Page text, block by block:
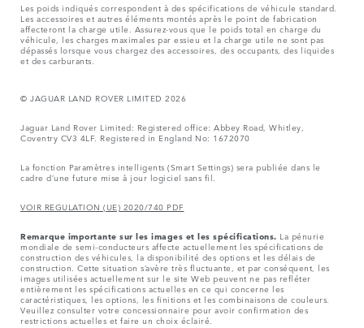
Les poids indiqués correspondent à des spécifications de véhicule standard.
Les accessoires et autres éléments montés après le point de fabrication
affecteront la charge utile. Assurez-vous que le poids total en charge du
véhicule, les charges maximales par essieu et la charge utile ne sont pas
dépassés lorsque vous chargez des accessoires, des occupants, des liquides
et des carburants.
© JAGUAR LAND ROVER LIMITED 2026
Jaguar Land Rover Limited: Registered office: Abbey Road, Whitley,
Coventry CV3 4LF. Registered in England No: 1672070
La fonction Paramètres intelligents (Smart Settings) sera publiée dans le
cadre d’une future mise à jour logiciel sans fil.
VOIR REGULATION (UE) 2020/740 PDF
Remarque importante sur les images et les spécifications. La pénurie
mondiale de semi-conducteurs affecte actuellement les spécifications de
construction des véhicules, la disponibilité des options et les délais de
construction. Cette situation s’avère très fluctuante, et par conséquent, les
images utilisées actuellement sur le site Web peuvent ne pas refléter
entièrement les spécifications actuelles en ce qui concerne les
caractéristiques, les options, les finitions et les combinaisons de couleurs.
Veuillez consulter votre concessionnaire pour avoir confirmation des
restrictions actuelles et faire un choix éclairé.